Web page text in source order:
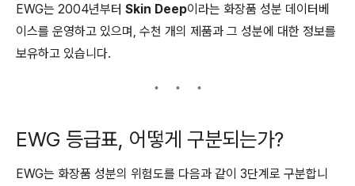
EWG는 2004년부터 Skin Deep이라는 화장품 성분 데이터베
이스를 운영하고 있으며, 수천 개의 제품과 그 성분에 대한 정보를
보유하고 있습니다.
EWG 등급표, 어떻게 구분되는가?
EWG는 화장품 성분의 위험도를 다음과 같이 3단계로 구분합니